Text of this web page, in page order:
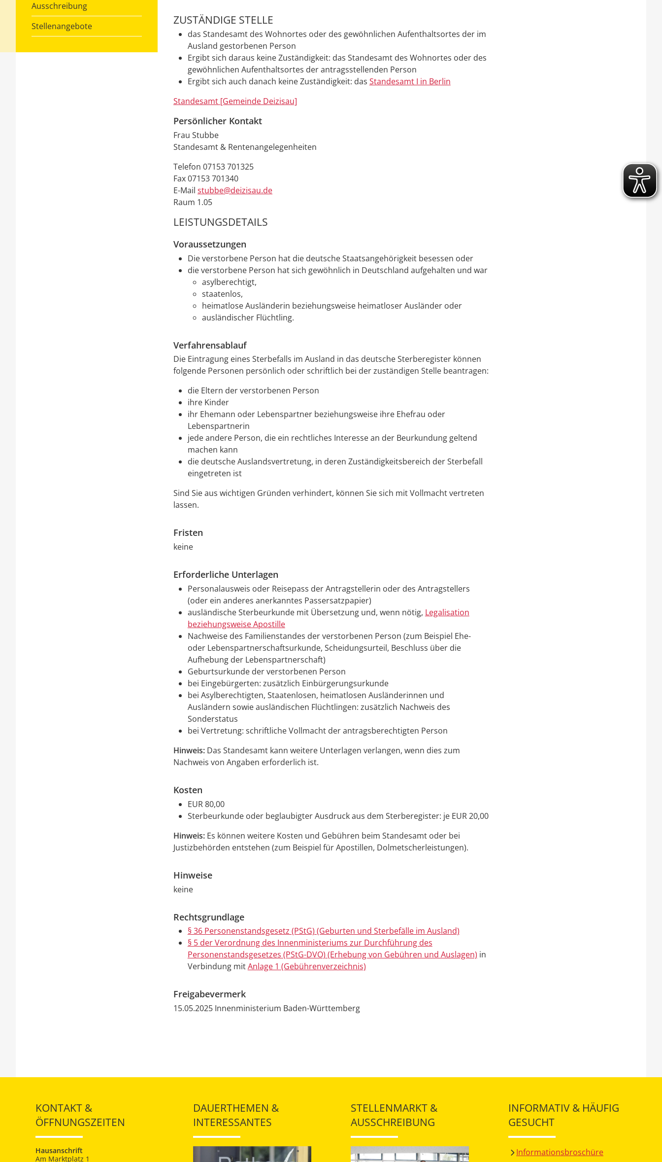
Ausschreibung
Stellenangebote
ZUSTÄNDIGE STELLE
das Standesamt des Wohnortes oder des gewöhnlichen Aufenthaltsortes der im
Ausland gestorbenen Person
Ergibt sich daraus keine Zuständigkeit: das Standesamt des Wohnortes oder des
gewöhnlichen Aufenthaltsortes der antragsstellenden Person
Ergibt sich auch danach keine Zuständigkeit: das Standesamt I in Berlin
Standesamt [Gemeinde Deizisau]
Persönlicher Kontakt
Frau Stubbe
Standesamt & Rentenangelegenheiten
Telefon 07153 701325
Fax07153 701340
E-Mail stubbe@deizisau.de
Raum 1.05
LEISTUNGSDETAILS
Voraussetzungen
Die verstorbene Person hat die deutsche Staatsangehörigkeit besessen oder
die verstorbene Person hat sich gewöhnlich in Deutschland aufgehalten und war
asylberechtigt,
staatenlos,
heimatlose Ausländerin beziehungsweise heimatloser Ausländer oder
ausländischer Flüchtling.
Verfahrensablauf
Die Eintragung eines Sterbefalls im Ausland in das deutsche Sterberegister können
folgende Personen persönlich oder schriftlich bei der zuständigen Stelle beantragen:
die Eltern der verstorbenen Person
ihre Kinder
ihr Ehemann oder Lebenspartner beziehungsweise ihre Ehefrau oder
Lebenspartnerin
jede andere Person, die ein rechtliches Interesse an der Beurkundung geltend
machen kann
die deutsche Auslandsvertretung, in deren Zuständigkeitsbereich der Sterbefall
eingetreten ist
Sind Sie aus wichtigen Gründen verhindert, können Sie sich mit Vollmacht vertreten
lassen.
Fristen
keine
Erforderliche Unterlagen
Personalausweis oder Reisepass der Antragstellerin oder des Antragstellers
(oder ein anderes anerkanntes Passersatzpapier)
ausländische Sterbeurkunde mit Übersetzung und, wenn nötig, Legalisation
beziehungsweise Apostille
Nachweise des Familienstandes der verstorbenen Person (zum Beispiel Ehe-
oder Lebenspartnerschaftsurkunde, Scheidungsurteil, Beschluss über die
Aufhebung der Lebenspartnerschaft)
Geburtsurkunde der verstorbenen Person
bei Eingebürgerten: zusätzlich Einbürgerungsurkunde
bei Asylberechtigten, Staatenlosen, heimatlosen Ausländerinnen und
Ausländern sowie ausländischen Flüchtlingen: zusätzlich Nachweis des
Sonderstatus
bei Vertretung: schriftliche Vollmacht der antragsberechtigten Person
Hinweis: Das Standesamt kann weitere Unterlagen verlangen, wenn dies zum
Nachweis von Angaben erforderlich ist.
Kosten
EUR 80,00
Sterbeurkunde oder beglaubigter Ausdruck aus dem Sterberegister: je EUR 20,00
Hinweis: Es können weitere Kosten und Gebühren beim Standesamt oder bei
Justizbehörden entstehen (zum Beispiel für Apostillen, Dolmetscherleistungen).
Hinweise
keine
Rechtsgrundlage
§ 36 Personenstandsgesetz (PStG) (Geburten und Sterbefälle im Ausland)
§ 5 der Verordnung des Innenministeriums zur Durchführung des
Personenstandsgesetzes (PStG-DVO) (Erhebung von Gebühren und Auslagen) in
Verbindung mitAnlage 1 (Gebührenverzeichnis)
Freigabevermerk
15.05.2025 Innenministerium Baden-Württemberg
KONTAKT &
ÖFFNUNGSZEITEN
Hausanschrift
Am Marktplatz 1
DAUERTHEMEN &
INTERESSANTES
STELLENMARKT &
AUSSCHREIBUNG
INFORMATIV & HÄUFIG
GESUCHT
Informationsbroschüre